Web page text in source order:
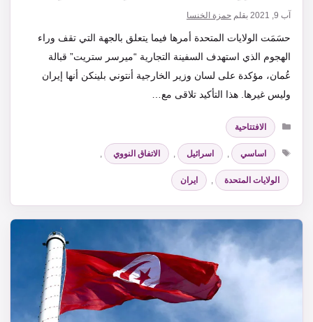
آب 9, 2021 بقلم حمزة الخنسا
حسَمَت الولايات المتحدة أمرها فيما يتعلق بالجهة التي تقف وراء
الهجوم الذي استهدف السفينة التجارية “ميرسر ستريت” قبالة
عُمان، مؤكدة على لسان وزير الخارجية أنتوني بلينكن أنها إيران
وليس غيرها. هذا التأكيد تلاقى مع…
التصنيفات
الافتتاحية
الوسوم
اساسي اسرائيل الاتفاق النووي
الولايات المتحدة ايران